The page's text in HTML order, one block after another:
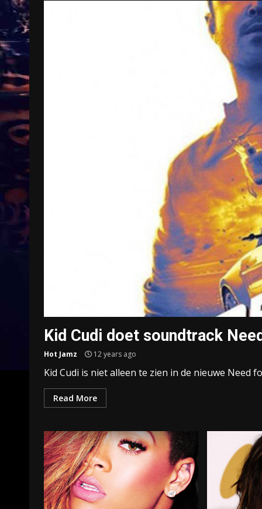
Kid Cudi doet soundtrack
Hot Jamz 12 years ago
Kid Cudi is niet alleen te zien in de nieuwe Need
Read More
Treinkaartjes worden duurder,
abonnementen verdwijnen